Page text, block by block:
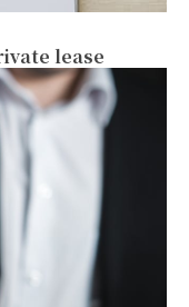
lease